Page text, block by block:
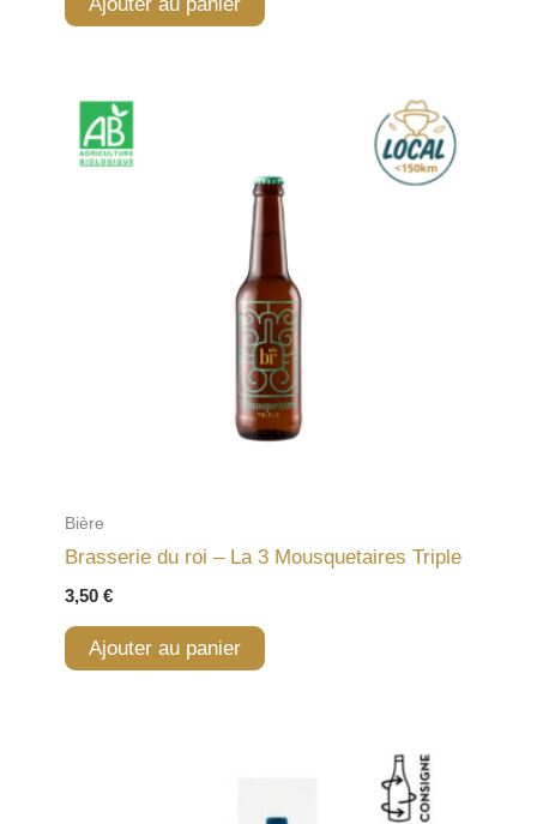
Ajouter au panier
Bière
Brasserie du roi – La 3 Mousquetaires Triple
3,50 €
Ajouter au panier